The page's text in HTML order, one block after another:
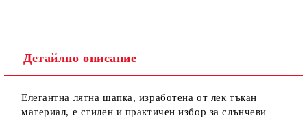
Детайлно описание
Елегантна лятна шапка, изработена от лек тъкан
материал, е стилен и практичен избор за слънчеви